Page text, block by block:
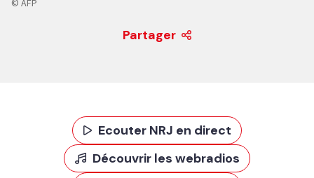
© AFP
Partager
Ecouter NRJ en direct
Découvrir les webradios